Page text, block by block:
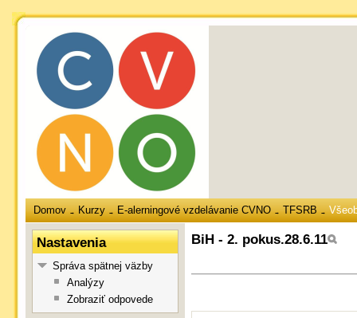
Domov → Kurzy → E-alerningové vzdelávanie CVNO → TFSRB →
BiH - 2. pokus.28.6.11
Nastavenia
Správa spätnej väzby
Analýzy
Zobraziť odpovede